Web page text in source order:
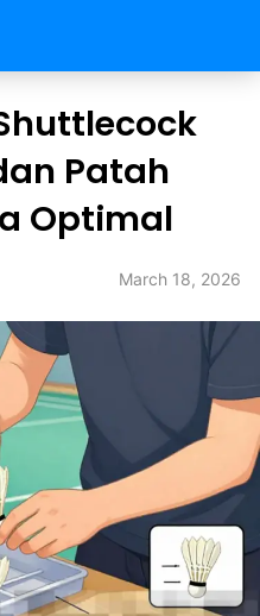
Patah
Optimal
March 18, 2026